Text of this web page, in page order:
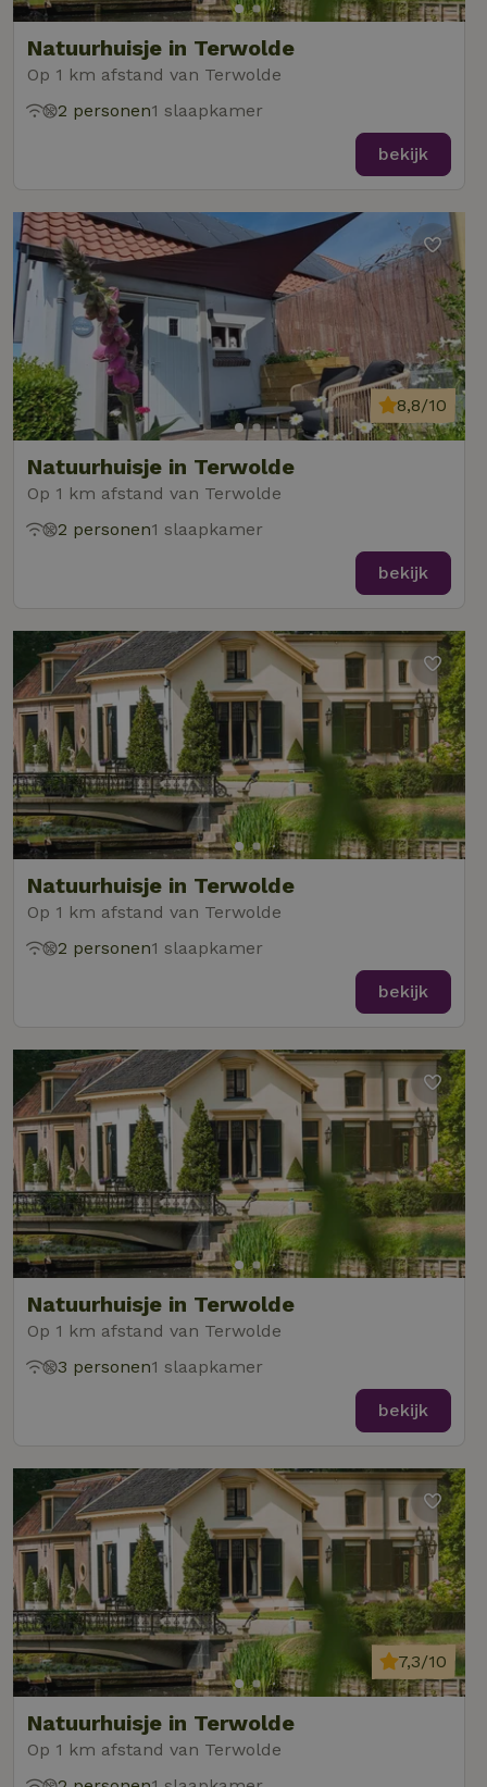
Natuurhuisje in Terwolde
Op 1 km afstand van Terwolde
2 personen1 slaapkamer
bekijk
Natuurhuisje in Terwolde
Op 1 km afstand van Terwolde
8,8/10
2 personen1 slaapkamer
bekijk
Natuurhuisje in Terwolde
Op 1 km afstand van Terwolde
2 personen1 slaapkamer
bekijk
Natuurhuisje in Terwolde
Op 1 km afstand van Terwolde
3 personen1 slaapkamer
bekijk
Natuurhuisje in Terwolde
Op 1 km afstand van Terwolde
7,3/10